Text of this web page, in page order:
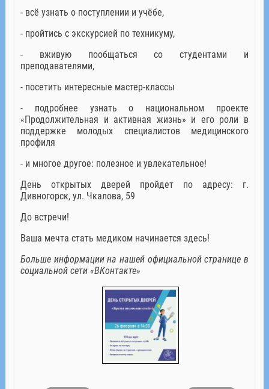
- всё узнать о поступлении и учёбе,
- пройтись с экскурсией по техникуму,
- вживую пообщаться со студентами и
преподавателями,
- посетить интересные мастер-классы
- подробнее узнать о национальном проекте
«Продолжительная и активная жизнь» и его роли в
поддержке молодых специалистов медицинского
профиля
- и многое другое: полезное и увлекательное!
День открытых дверей пройдет по адресу: г.
Дивногорск, ул. Чкалова, 59
До встречи!
Ваша мечта стать медиком начинается здесь!
Больше информации на нашей официальной странице в
социальной сети «ВКонтакте»